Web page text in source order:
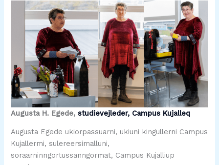
Augusta H. Egede,studievejleder, Campus Kujalleq
Augusta Egede ukiorpassuarni, ukiuni kingullerni Campus
Kujallermi, sulereersimalluni,
soraarninngortussanngormat, Campus Kujalliup